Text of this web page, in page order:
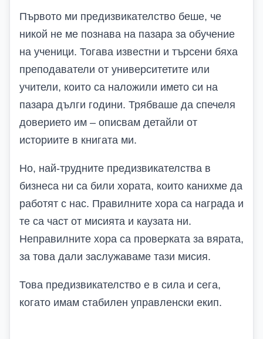
Първото ми предизвикателство беше, че
никой не ме познава на пазара за обучение
на ученици. Тогава известни и търсени бяха
преподаватели от университетите или
учители, които са наложили името си на
пазара дълги години. Трябваше да спечеля
доверието им – описвам детайли от
историите в книгата ми.
Но, най-трудните предизвикателства в
бизнеса ни са били хората, които канихме да
работят с нас. Правилните хора са награда и
те са част от мисията и каузата ни.
Неправилните хора са проверката за вярата,
за това дали заслужаваме тази мисия.
Това предизвикателство е в сила и сега,
когато имам стабилен управленски екип.